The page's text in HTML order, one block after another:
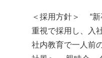
＜採用方針＞ “新
重視で採用し、
社内教育で一人前